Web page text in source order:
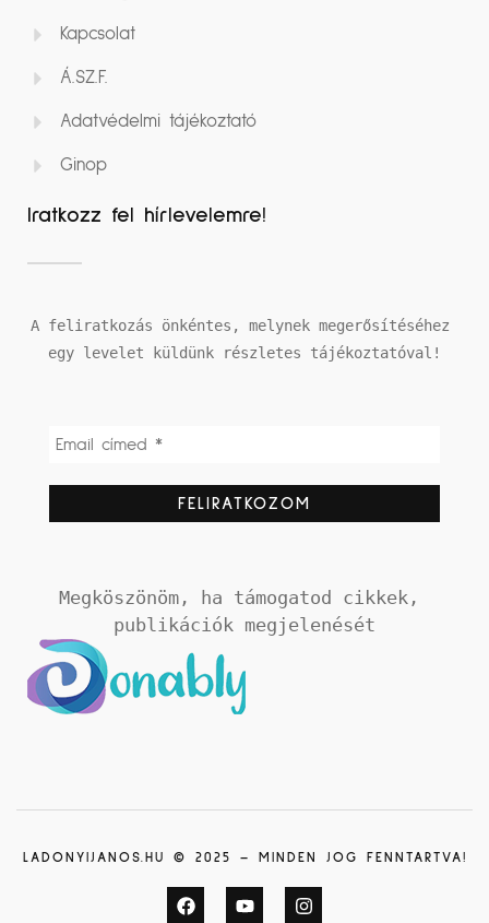
Kapcsolat
Á.SZ.F.
Adatvédelmi tájékoztató
Ginop
Iratkozz fel hírlevelemre!
A feliratkozás önkéntes, melynek megerősítéséhez
egy levelet küldünk részletes tájékoztatóval!
Megköszönöm, ha támogatod cikkek,
publikációk megjelenését
LADONYIJANOS.HU © 2025 – MINDEN JOG FENNTARTVA!